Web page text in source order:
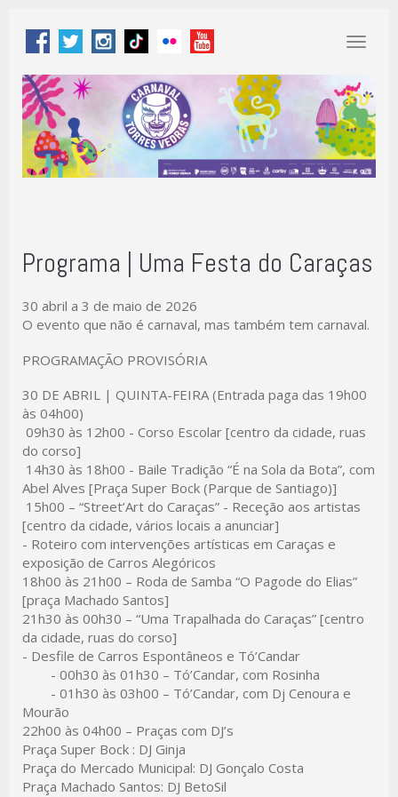
Toggle
Programa | Uma Festa do Caraças
30 abril a 3 de maio de 2026
O evento que não é carnaval, mas também tem carnaval.
PROGRAMAÇÃO PROVISÓRIA
30 DE ABRIL | QUINTA-FEIRA (Entrada paga das 19h00
às 04h00)
09h30 às 12h00 - Corso Escolar [centro da cidade, ruas
do corso]
14h30 às 18h00 - Baile Tradição “É na Sola da Bota”, com
Abel Alves [Praça Super Bock (Parque de Santiago)]
15h00 – “Street’Art do Caraças” - Receção aos artistas
[centro da cidade, vários locais a anunciar]
- Roteiro com intervenções artísticas em Caraças e
exposição de Carros Alegóricos
18h00 às 21h00 – Roda de Samba “O Pagode do Elias”
[praça Machado Santos]
21h30 às 00h30 – “Uma Trapalhada do Caraças” [centro
da cidade, ruas do corso]
- Desfile de Carros Espontâneos e Tó’Candar
- 00h30 às 01h30 – Tó’Candar, com Rosinha
- 01h30 às 03h00 – Tó’Candar, com Dj Cenoura e
Mourão
22h00 às 04h00 – Praças com DJ’s
Praça Super Bock : DJ Ginja
Praça do Mercado Municipal: DJ Gonçalo Costa
Praça Machado Santos: DJ BetoSil